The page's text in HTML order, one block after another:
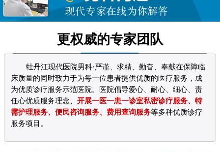
更权威的专家团队
牡丹江现代医院男科·严谨、求精、勤奋、奉献在保障临
床质量的同时致力于为每一位患者提供优质的医疗服务，成
为优质诊疗服务示范医院。医院倡导爱心、耐心、细心、责
任心优质服务理念、开展一医一患一诊室私密诊疗服务、特
需护理服务、便民咨询服务、费用查询服务等多种优质诊疗
服务项目。